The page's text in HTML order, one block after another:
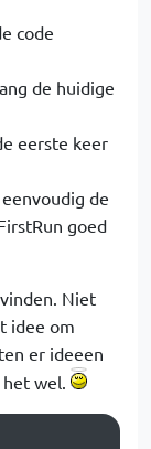
code
de huidige
eerste keer
de
goed
Niet
idee om
er ideeen
wel.